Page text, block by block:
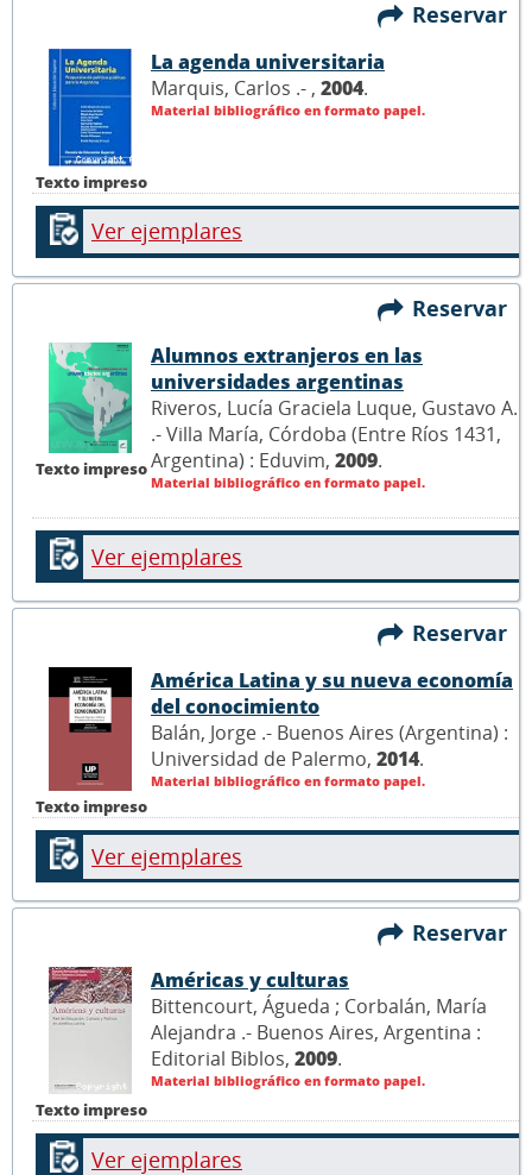
Reservar
Texto impreso
La agenda universitaria
Marquis, Carlos .- , 2004.
Material bibliográfico en formato papel.
Ver ejemplares
Reservar
Texto impreso
Alumnos extranjeros en las
universidades argentinas
Riveros, Lucía Graciela Luque, Gustavo A.
.- Villa María, Córdoba (Entre Ríos 1431,
Argentina) : Eduvim, 2009.
Material bibliográfico en formato papel.
Ver ejemplares
Reservar
Texto impreso
América Latina y su nueva economía
del conocimiento
Balán, Jorge .- Buenos Aires (Argentina) :
Universidad de Palermo, 2014.
Material bibliográfico en formato papel.
Ver ejemplares
Reservar
Texto impreso
Américas y culturas
Bittencourt, Águeda ; Corbalán, María
Alejandra .- Buenos Aires, Argentina :
Editorial Biblos, 2009.
Material bibliográfico en formato papel.
Ver ejemplares